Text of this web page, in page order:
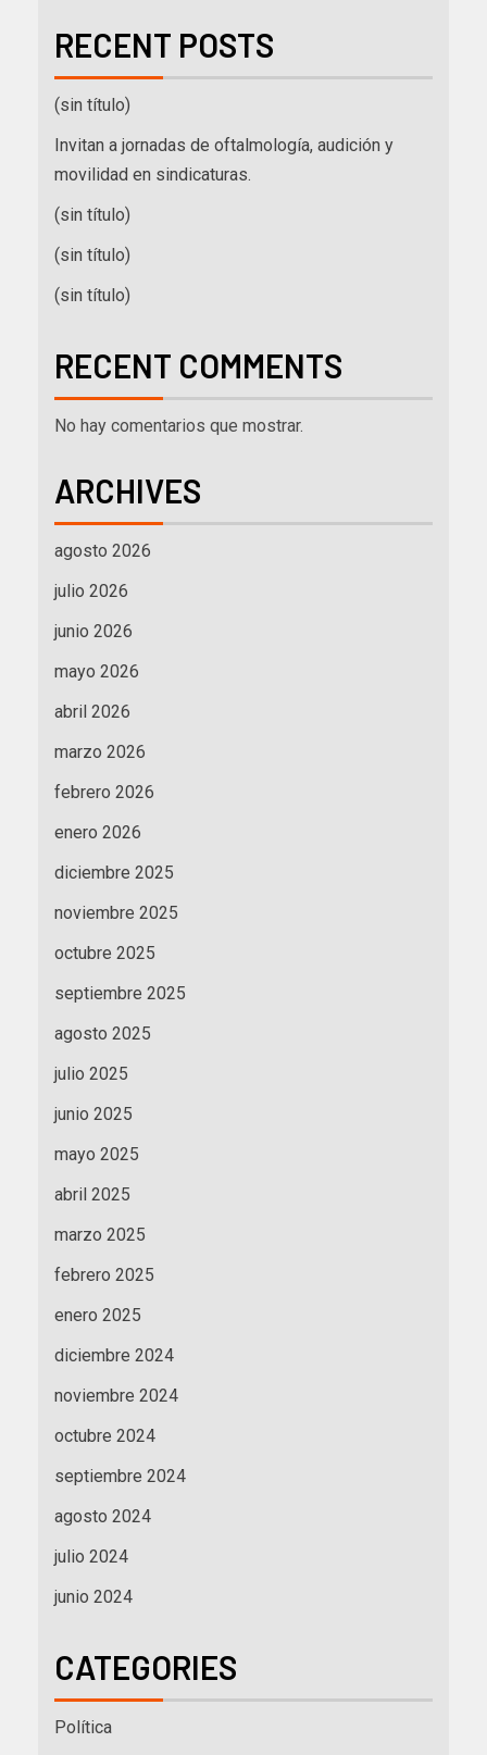
RECENT POSTS
(sin título)
Invitan a jornadas de oftalmología, audición y
movilidad en sindicaturas.
(sin título)
(sin título)
(sin título)
RECENT COMMENTS
No hay comentarios que mostrar.
ARCHIVES
agosto 2026
julio 2026
junio 2026
mayo 2026
abril 2026
marzo 2026
febrero 2026
enero 2026
diciembre 2025
noviembre 2025
octubre 2025
septiembre 2025
agosto 2025
julio 2025
junio 2025
mayo 2025
abril 2025
marzo 2025
febrero 2025
enero 2025
diciembre 2024
noviembre 2024
octubre 2024
septiembre 2024
agosto 2024
julio 2024
junio 2024
CATEGORIES
Política